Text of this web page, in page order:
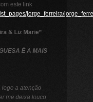
este link
jorge_ferreira/
& Liz Marie”
É A MAIS
a atenção
me deixa louco